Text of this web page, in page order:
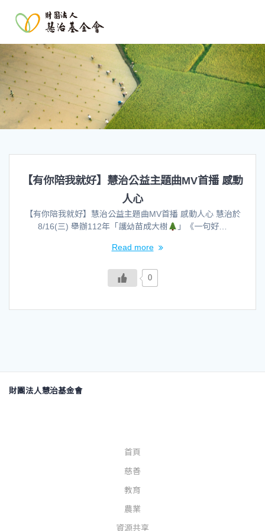
【有你陪我就好】慧治公益主題曲MV首播 感動
人心
【有你陪我就好】慧治公益主題曲MV首播 感動人心 慧治於
8/16(三) 舉辦112年「護幼苗成大樹
」《一句好…
Read more
0
財團法人慧治基金會
首頁
慈善
教育
農業
資源共享